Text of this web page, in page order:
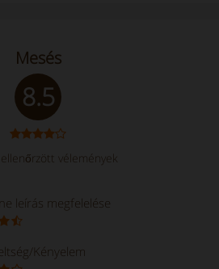
8.5
Mesés
ellenőrzött vélemények
leírás megfelelése
Kényelem